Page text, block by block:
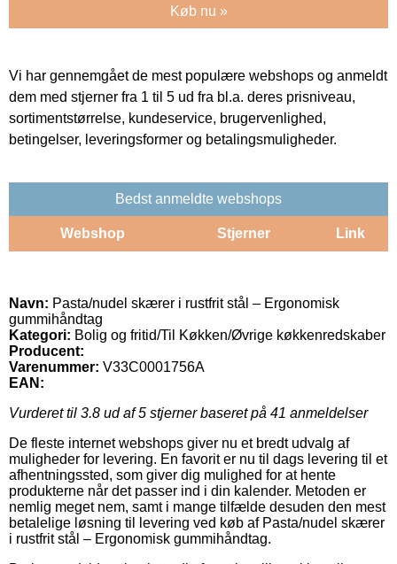
Køb nu »
Vi har gennemgået de mest populære webshops og anmeldt
dem med stjerner fra 1 til 5 ud fra bl.a. deres prisniveau,
sortimentstørrelse, kundeservice, brugervenlighed,
betingelser, leveringsformer og betalingsmuligheder.
Bedst anmeldte webshops
Webshop Stjerner Link
Navn: Pasta/nudel skærer i rustfrit stål – Ergonomisk
gummihåndtag
Kategori: Bolig og fritid/Til Køkken/Øvrige køkkenredskaber
Producent:
Varenummer: V33C0001756A
EAN:
Vurderet til 3.8 ud af 5 stjerner baseret på 41 anmeldelser
De fleste internet webshops giver nu et bredt udvalg af
muligheder for levering. En favorit er nu til dags levering til et
afhentningssted, som giver dig mulighed for at hente
produkterne når det passer ind i din kalender. Metoden er
nemlig meget nem, samt i mange tilfælde desuden den mest
betalelige løsning til levering ved køb af Pasta/nudel skærer
i rustfrit stål – Ergonomisk gummihåndtag.